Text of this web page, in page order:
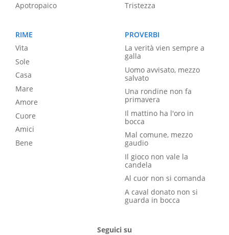
Apotropaico
Tristezza
RIME
Vita
Sole
Casa
Mare
Amore
Cuore
Amici
Bene
PROVERBI
La verità vien sempre a
galla
Uomo avvisato, mezzo
salvato
Una rondine non fa
primavera
Il mattino ha l'oro in
bocca
Mal comune, mezzo
gaudio
Il gioco non vale la
candela
Al cuor non si comanda
A caval donato non si
guarda in bocca
Seguici su